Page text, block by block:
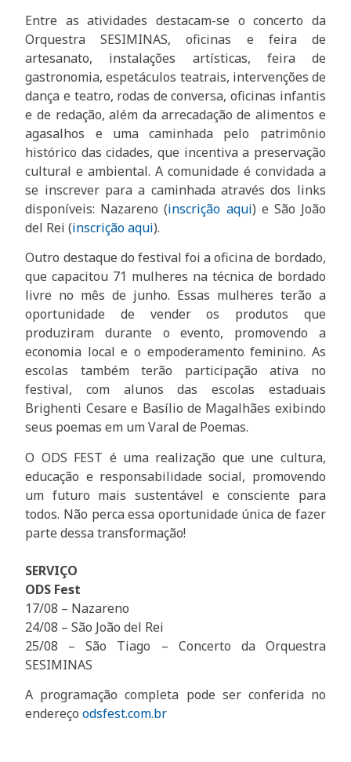
Entre as atividades destacam-se o concerto da
Orquestra SESIMINAS, oficinas e feira de
artesanato, instalações artísticas, feira de
gastronomia, espetáculos teatrais, intervenções de
dança e teatro, rodas de conversa, oficinas infantis
e de redação, além da arrecadação de alimentos e
agasalhos e uma caminhada pelo patrimônio
histórico das cidades, que incentiva a preservação
cultural e ambiental. A comunidade é convidada a
se inscrever para a caminhada através dos links
disponíveis: Nazareno (inscrição aqui) e São João
del Rei (inscrição aqui).
Outro destaque do festival foi a oficina de bordado,
que capacitou 71 mulheres na técnica de bordado
livre no mês de junho. Essas mulheres terão a
oportunidade de vender os produtos que
produziram durante o evento, promovendo a
economia local e o empoderamento feminino. As
escolas também terão participação ativa no
festival, com alunos das escolas estaduais
Brighenti Cesare e Basílio de Magalhães exibindo
seus poemas em um Varal de Poemas.
O ODS FEST é uma realização que une cultura,
educação e responsabilidade social, promovendo
um futuro mais sustentável e consciente para
todos. Não perca essa oportunidade única de fazer
parte dessa transformação!
SERVIÇO
ODS Fest
17/08 – Nazareno
24/08 – São João del Rei
25/08 – São Tiago – Concerto da Orquestra
SESIMINAS
A programação completa pode ser conferida no
endereço odsfest.com.br